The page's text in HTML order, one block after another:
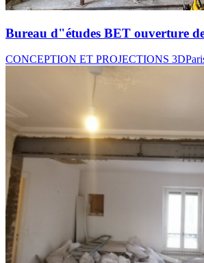
Bureau d"études BET ouverture
CONCEPTION ET PROJECTIONS 3D